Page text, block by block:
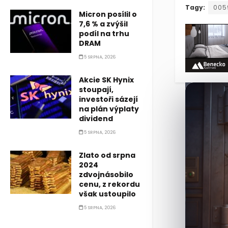
Společnost
Tagy:
Micron posílil o
7,6 % a zvýšil
podíl na trhu
DRAM
5 SRPNA, 2026
Akcie SK Hynix
stoupají,
investoři sázejí
na plán výplaty
dividend
5 SRPNA, 2026
Zlato od srpna
2024
zdvojnásobilo
cenu, z rekordu
však ustoupilo
5 SRPNA, 2026